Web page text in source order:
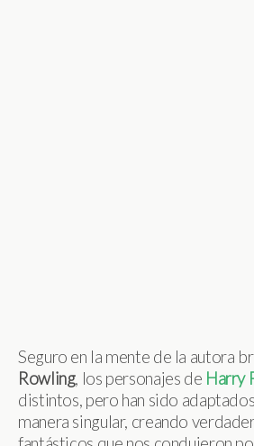
Seguro en la mente de la autora
Rowling, los personajes de Harry
distintos, pero han sido
manera singular, creando